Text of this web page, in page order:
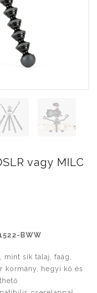
vagy MILC
BWW
sík talaj, faág,
kormány, hegyi kő és